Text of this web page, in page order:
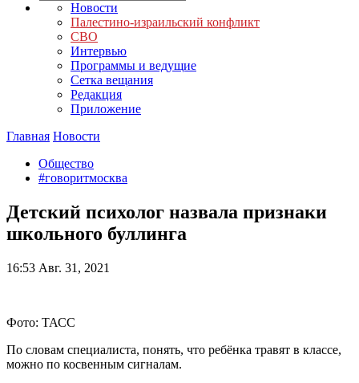
Новости
Палестино-израильский конфликт
СВО
Интервью
Программы и ведущие
Сетка вещания
Редакция
Приложение
Главная Новости
Общество
#говоритмосква
Детский психолог назвала признаки
школьного буллинга
16:53 Авг. 31, 2021
Фото: ТАСС
По словам специалиста, понять, что ребёнка травят в классе,
можно по косвенным сигналам.